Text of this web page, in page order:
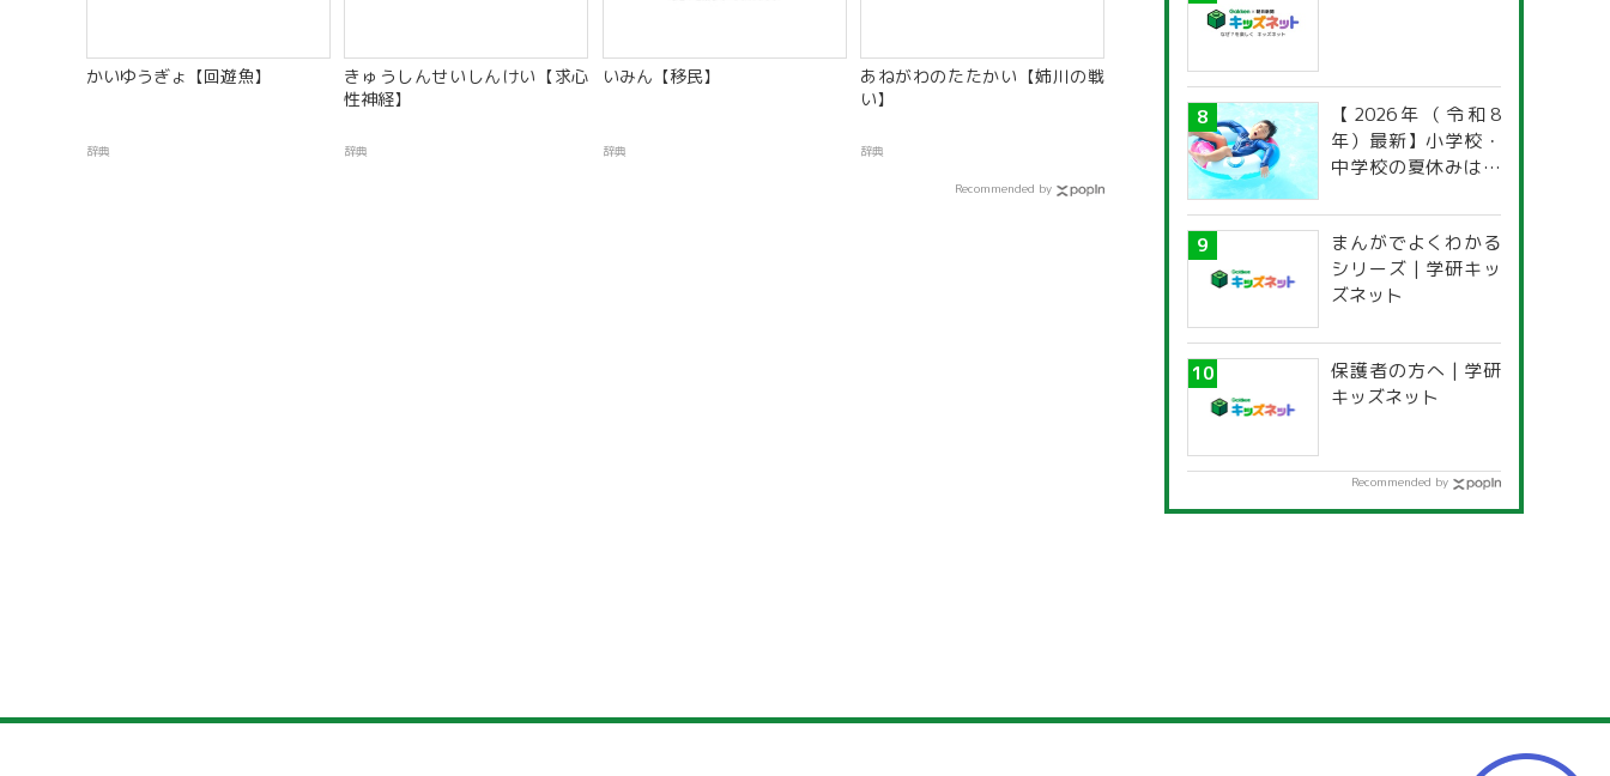
かいゆうぎょ【回遊魚】
辞典
きゅうしんせいしんけい【求心
性神経】
辞典
いみん【移民】
辞典
あねがわのたたかい【姉川の戦
い】
辞典
Recommended by
【2026年（令和8
年）最新】小学校・
中学校の夏休みはい
道府県別「夏季休暇
一覧」
まんがでよくわかる
シリーズ | 学研キッ
ズネット
保護者の方へ | 学研
キッズネット
Recommended by